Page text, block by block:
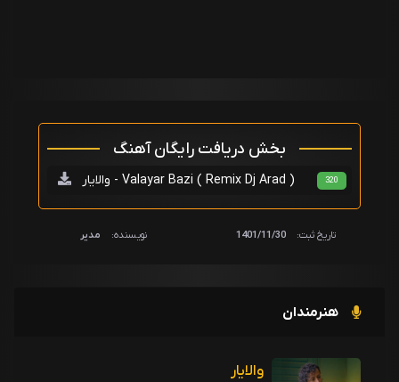
بخش دریافت رایگان آهنگ
والایار - Valayar Bazi ( Remix Dj Arad ) 320
تاریخ ثبت: 1401/11/30 نویسنده: مدیر
هنرمندان
والایار